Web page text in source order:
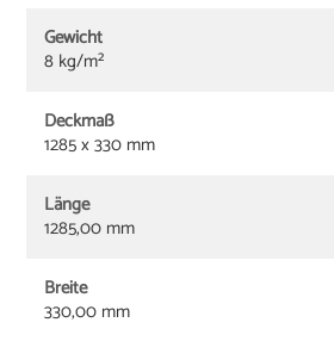
Gewicht
8 kg/m²
Deckmaß
1285 x 330 mm
Länge
1285,00 mm
Breite
330,00 mm